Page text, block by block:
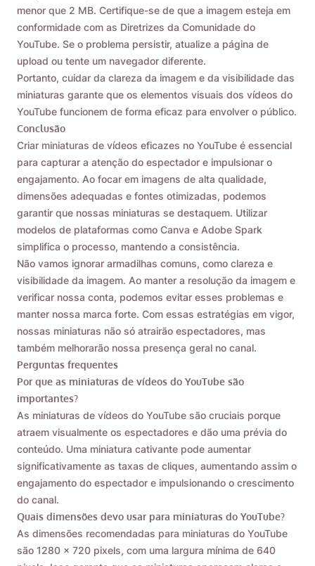
menor que 2 MB. Certifique-se de que a imagem esteja em
conformidade com as Diretrizes da Comunidade do
YouTube. Se o problema persistir, atualize a página de
upload ou tente um navegador diferente.
Portanto, cuidar da clareza da imagem e da visibilidade das
miniaturas garante que os elementos visuais dos vídeos do
YouTube funcionem de forma eficaz para envolver o público.
Conclusão
Criar miniaturas de vídeos eficazes no YouTube é essencial
para capturar a atenção do espectador e impulsionar o
engajamento. Ao focar em imagens de alta qualidade,
dimensões adequadas e fontes otimizadas, podemos
garantir que nossas miniaturas se destaquem. Utilizar
modelos de plataformas como Canva e Adobe Spark
simplifica o processo, mantendo a consistência.
Não vamos ignorar armadilhas comuns, como clareza e
visibilidade da imagem. Ao manter a resolução da imagem e
verificar nossa conta, podemos evitar esses problemas e
manter nossa marca forte. Com essas estratégias em vigor,
nossas miniaturas não só atrairão espectadores, mas
também melhorarão nossa presença geral no canal.
Perguntas frequentes
Por que as miniaturas de vídeos do YouTube são
importantes?
As miniaturas de vídeos do YouTube são cruciais porque
atraem visualmente os espectadores e dão uma prévia do
conteúdo. Uma miniatura cativante pode aumentar
significativamente as taxas de cliques, aumentando assim o
engajamento do espectador e impulsionando o crescimento
do canal.
Quais dimensões devo usar para miniaturas do YouTube?
As dimensões recomendadas para miniaturas do YouTube
são 1280 x 720 pixels, com uma largura mínima de 640